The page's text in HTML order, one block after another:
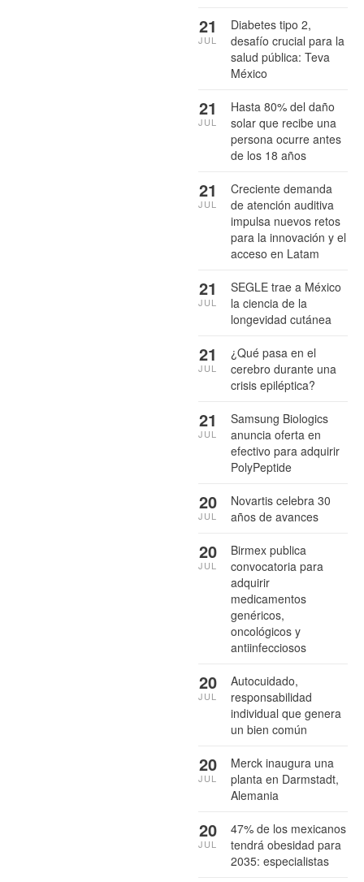
Diabetes tipo 2,
desafío crucial para la
salud pública: Teva
México
21
JUL
Hasta 80% del daño
solar que recibe una
persona ocurre antes
de los 18 años
21
JUL
Creciente demanda
de atención auditiva
impulsa nuevos retos
para la innovación y el
acceso en Latam
21
JUL
SEGLE trae a México
la ciencia de la
longevidad cutánea
21
JUL
¿Qué pasa en el
cerebro durante una
crisis epiléptica?
21
JUL
Samsung Biologics
anuncia oferta en
efectivo para adquirir
PolyPeptide
21
JUL
Novartis celebra 30
años de avances
20
JUL
Birmex publica
convocatoria para
adquirir
medicamentos
genéricos,
oncológicos y
antiinfecciosos
20
JUL
Autocuidado,
responsabilidad
individual que genera
un bien común
20
JUL
Merck inaugura una
planta en Darmstadt,
Alemania
20
JUL
47% de los mexicanos
tendrá obesidad para
2035: especialistas
20
JUL